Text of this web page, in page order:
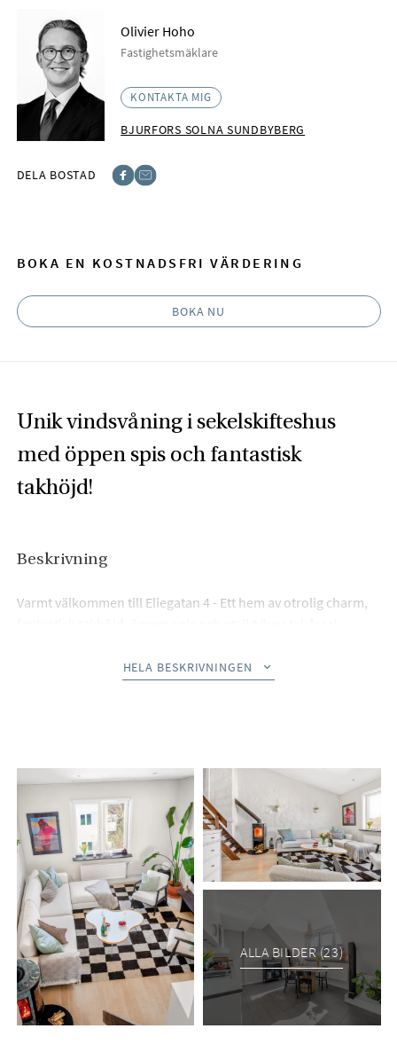
Olivier Hoho
Fastighetsmäklare
KONTAKTA MIG
BJURFORS SOLNA SUNDBYBERG
DELA BOSTAD
BOKA EN KOSTNADSFRI VÄRDERING
BOKA NU
Unik vindsvåning i sekelskifteshus
med öppen spis och fantastisk
takhöjd!
Beskrivning
Varmt välkommen till Eliegatan 4 - Ett hem av otrolig charm,
I ett välbevarat sekelskifteshus från 1910 finner ni detta
moderna inslag på ett smakfullt sätt. De sociala ytorna är
öppna och inbjudande, med ett generöst vardagsrum där
den öppna spisen blir en naturlig samlingspunkt – perfekt för
såväl avkopplande kvällar som sociala tillställningar. En
trappa upp väntar det karaktärsfulla loftet om ca 15 kvm – en
flexibel yta som lämpar sig lika väl som sovrum, arbetsplats
eller extra vardagsrum.
Köket är både stilrent och funktionellt med gott om
arbetsytor för den matlagningsintresserade. De synliga
takbjälkarna förstärker bostadens charmiga vindskaraktär,
och här finns gott om plats för stora middagar med familj och
vänner.
HELA BESKRIVNINGEN
ALLA BILDER (23)